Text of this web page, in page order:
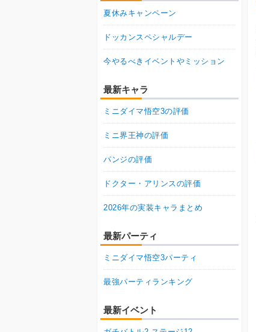
夏休みキャンペーン
ドッカンスペシャルデー
今やるべきイベントやミッション
最新キャラ
ミニダイマ悟空3の評価
ミニ界王神の評価
パンジの評価
ドクター・アリンスの評価
2026年の実装キャラまとめ
最新パーティ
ミニダイマ悟空3パーティ
最強パーティランキング
最新イベント